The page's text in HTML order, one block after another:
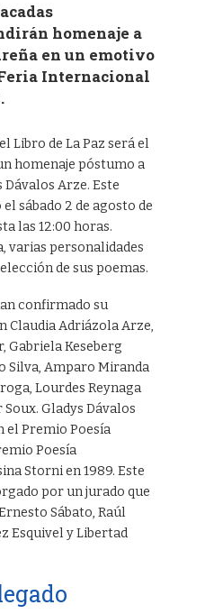
homenaje a
en un emotivo
Internacional
Libro de La Paz será el
homenaje póstumo a
Arze. Este
sábado 2 de agosto de
las 12:00 horas.
varias personalidades
de sus poemas.
confirmado su
Claudia Adriázola Arze,
Gabriela Keseberg
Silva, Amparo Miranda
Lourdes Reynaga
Gladys Dávalos
el Premio Poesía
Poesía
Storni en 1989. Este
por un jurado que
Sábato, Raúl
Esquivel y Libertad